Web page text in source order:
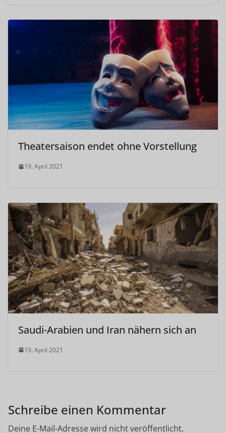
Theatersaison endet ohne Vorstellung
19. April 2021
Saudi-Arabien und Iran nähern sich an
19. April 2021
Schreibe einen Kommentar
Deine E-Mail-Adresse wird nicht veröffentlicht.